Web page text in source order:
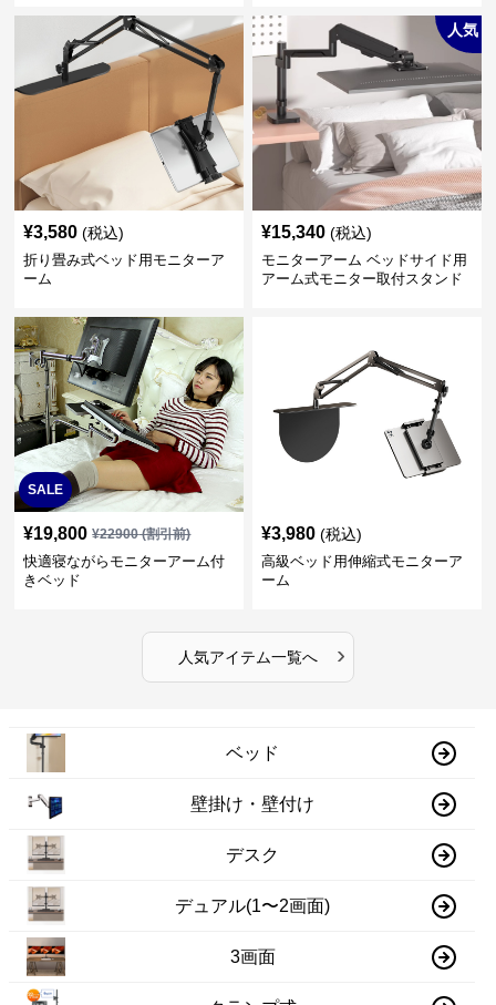
¥3,580 (税込)
折り畳み式ベッド用モニターア
ーム
人気
¥15,340 (税込)
モニターアーム ベッドサイド用
アーム式モニター取付スタンド
SALE
¥19,800 ¥22900(割引前)
快適寝ながらモニターアーム付
きベッド
¥3,980 (税込)
高級ベッド用伸縮式モニターア
ーム
人気アイテム一覧へ ›
ベッド
壁掛け・壁付け
デスク
デュアル(1〜2画面)
3画面